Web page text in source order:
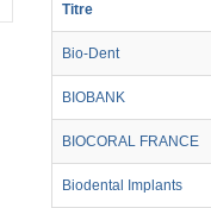
Titre
Bio-Dent
BIOBANK
BIOCORAL FRANCE
Biodental Implants